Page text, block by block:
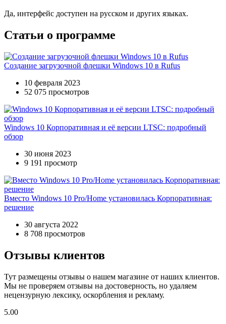
Да, интерфейс доступен на русском и других языках.
Статьи о программе
Создание загрузочной флешки Windows 10 в Rufus
10 февраля 2023
52 075 просмотров
Windows 10 Корпоративная и её версии LTSC: подробный
обзор
30 июня 2023
9 191 просмотр
Вместо Windows 10 Pro/Home установилась Корпоративная:
решение
30 августа 2022
8 708 просмотров
Отзывы клиентов
Тут размещены отзывы о нашем магазине от наших клиентов.
Мы не проверяем отзывы на достоверность, но удаляем
нецензурную лексику, оскорбления и рекламу.
5.00